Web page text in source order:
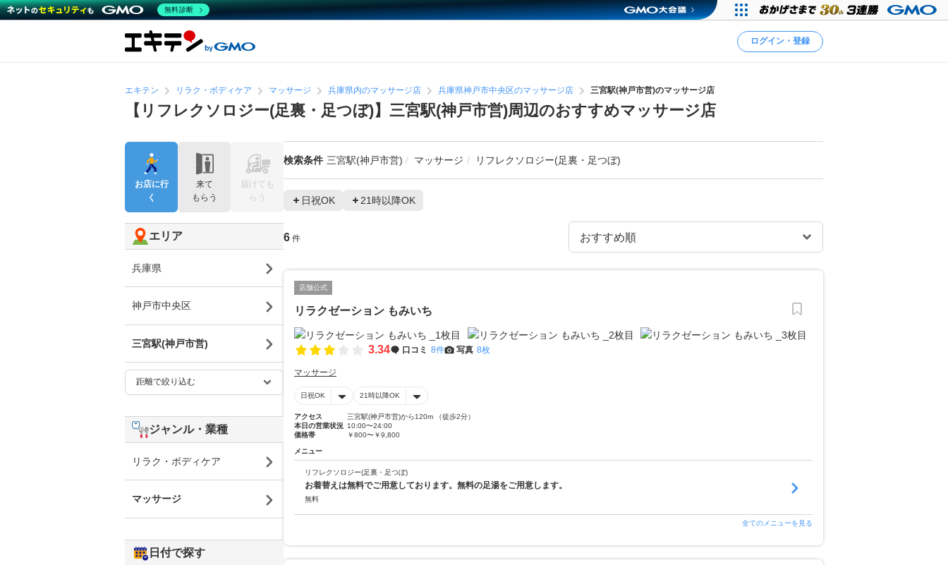
ログイン・登録
エキテン リラク・ボディケア マッサージ 兵庫県内のマッサージ店 兵庫県神戸市中央区のマッサージ店 三宮駅(神戸市営)のマッサージ店
【リフレクソロジー(足裏・足つぼ)】三宮駅(神戸市営)周辺のおすすめマッサージ店
検索条件 三宮駅(神戸市営) マッサージ リフレクソロジー(足裏・足つぼ)
日祝OK 21時以降OK
6 件
店舗公式
リラクゼーション もみいち
3.34 口コミ 8件 写真 8枚
マッサージ
日祝OK 21時以降OK
アクセス
三宮駅(神戸市営)から120m （徒歩2分）
本日の営業状況 10:00〜24:00
価格帯
￥800〜￥9,800
メニュー
リフレクソロジー(足裏・足つぼ)
お着替えは無料でご用意しております。無料の足湯をご用意します。
無料
全てのメニューを見る
お店に行
く
来て
もらう
届けても
らう
エリア
兵庫県
神戸市中央区
三宮駅(神戸市営)
ジャンル・業種
リラク・ボディケア
マッサージ
日付で探す
無料診断